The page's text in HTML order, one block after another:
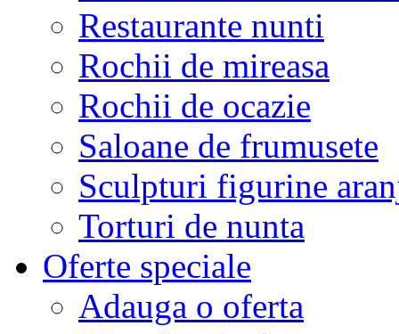
Restaurante nunti
Rochii de mireasa
Rochii de ocazie
Saloane de frumusete
Sculpturi figurine
Torturi de nunta
Oferte speciale
Adauga o oferta